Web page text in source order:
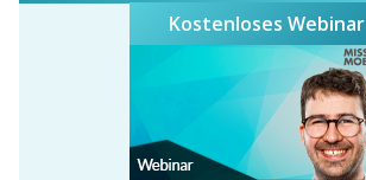
Kostenloses Webinar